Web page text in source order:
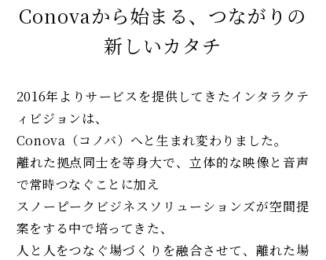
Conovaから始まる、つながりの
新しいカタチ
2016年よりサービスを提供してきたインタラクテ
ィビジョンは、
Conova（コノバ）へと生まれ変わりました。
離れた拠点同士を等身大で、立体的な映像と音声
で常時つなぐことに加え
スノーピークビジネスソリューションズが空間提
案をする中で​培ってきた、
人と人をつなぐ場づくりを融合させて​、離れた場